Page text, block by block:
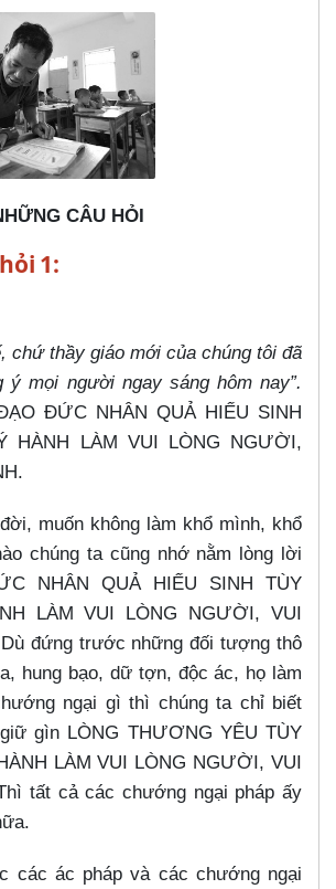
CÂU HỎI
1:
chứ thầy giáo mới của chúng tôi đã
ý mọi người ngay sáng hôm nay”.
ĐỨC NHÂN QUẢ HIẾU SINH
HÀNH LÀM VUI LÒNG NGƯỜI,
muốn không làm khổ mình, khổ
chúng ta cũng nhớ nằm lòng lời
NHÂN QUẢ HIẾU SINH TÙY
LÀM VUI LÒNG NGƯỜI, VUI
Dù đứng trước những đối tượng thô
hung bạo, dữ tợn, độc ác, họ làm
ngại gì thì chúng ta chỉ biết
gìn LÒNG THƯƠNG YÊU TÙY
LÀM VUI LÒNG NGƯỜI, VUI
tất cả các chướng ngại pháp ấy
các ác pháp và các chướng ngại